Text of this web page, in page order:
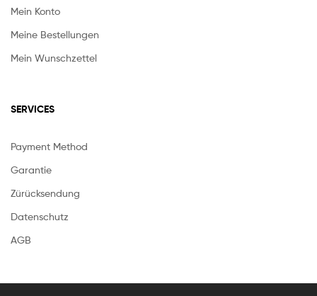
Mein Konto
Meine Bestellungen
Mein Wunschzettel
SERVICES
Payment Method
Garantie
Zürücksendung
Datenschutz
AGB